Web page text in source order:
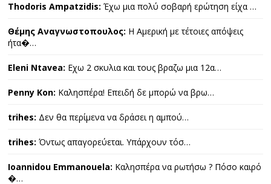
Thodoris Ampatzidis: Έχω μια πολύ σοβαρή ερώτηση είχα …
Θέμης Αναγνωστοπουλος: Η Αμερική με τέτοιες απόψεις
ήτα�…
Eleni Ntavea: Εχω 2 σκυλια και τους βραζω μια 12α…
Penny Kon: Καλησπέρα! Επειδή δε μπορώ να βρω…
trihes: Δεν θα περίμενα να δράσει η αμπού…
trihes: Όντως απαγορεύεται. Υπάρχουν τόσ…
Ioannidou Emmanouela: Καλησπέρα να ρωτήσω ? Πόσο καιρό
�…